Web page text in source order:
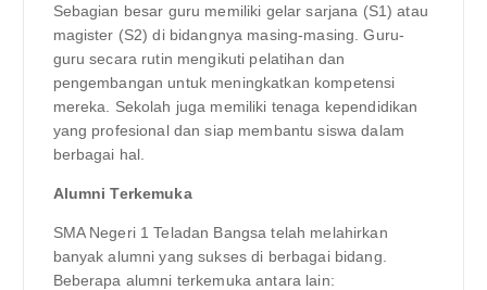
Sebagian besar guru memiliki gelar sarjana (S1) atau
magister (S2) di bidangnya masing-masing. Guru-
guru secara rutin mengikuti pelatihan dan
pengembangan untuk meningkatkan kompetensi
mereka. Sekolah juga memiliki tenaga kependidikan
yang profesional dan siap membantu siswa dalam
berbagai hal.
Alumni Terkemuka
SMA Negeri 1 Teladan Bangsa telah melahirkan
banyak alumni yang sukses di berbagai bidang.
Beberapa alumni terkemuka antara lain: